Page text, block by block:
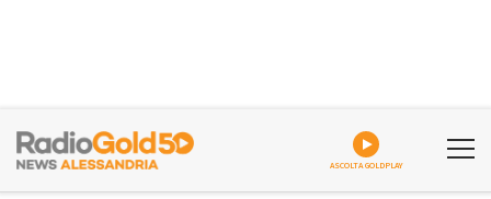
ASCOLTA GOLDPLAY